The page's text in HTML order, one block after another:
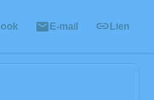
E-mail Lien